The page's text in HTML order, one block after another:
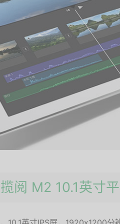
阅 M2 10.1英寸